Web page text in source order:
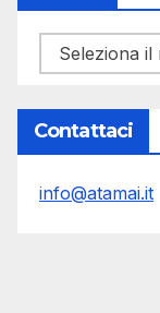
Archivi
Contattaci
info@atamai.it